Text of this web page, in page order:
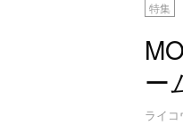
特集
ー
ライコ